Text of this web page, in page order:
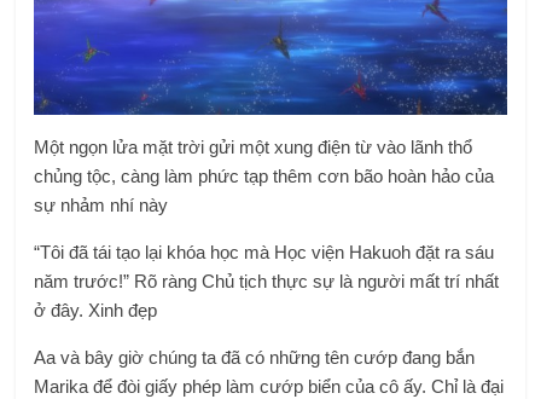
Một ngọn lửa mặt trời gửi một xung điện từ vào lãnh thổ
chủng tộc, càng làm phức tạp thêm cơn bão hoàn hảo của
sự nhảm nhí này
“Tôi đã tái tạo lại khóa học mà Học viện Hakuoh đặt ra sáu
năm trước!” Rõ ràng Chủ tịch thực sự là người mất trí nhất
ở đây. Xinh đẹp
Aa và bây giờ chúng ta đã có những tên cướp đang bắn
Marika để đòi giấy phép làm cướp biển của cô ấy. Chỉ là đại